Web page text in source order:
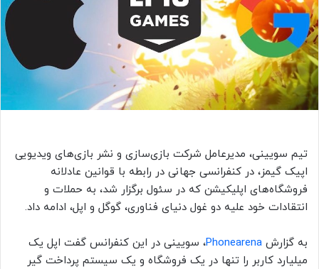
تیم سویینی، مدیرعامل شرکت بازی‌سازی و نشر بازی‌های ویدیویی
اپیک گیمز، در کنفرانسی جهانی در رابطه با قوانین عادلانه
فروشگاه‌های اپلیکیشن که در سئول برگزار شد، به حملات و
انتقادات خود علیه دو غول دنیای فناوری، گوگل و اپل، ادامه داد.
به گزارش Phonearena، سویینی در این کنفرانس گفت اپل یک
میلیارد کاربر را تنها در یک فروشگاه و یک سیستم پرداخت گیر